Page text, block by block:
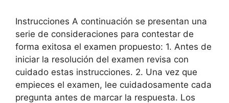
Instrucciones A continuación se presentan una
serie de consideraciones para contestar de
forma exitosa el examen propuesto: 1. Antes de
iniciar la resolución del examen revisa con
cuidado estas instrucciones. 2. Una vez que
empieces el examen, lee cuidadosamente cada
pregunta antes de marcar la respuesta. Los